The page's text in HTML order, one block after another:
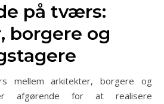
på tværs:
borgere og
mellem arkitekter, borgere og
er afgørende for at realisere